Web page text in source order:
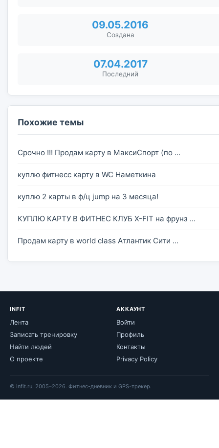
09.05.2016
Создана
07.04.2017
Последний
Похожие темы
Срочно !!! Продам карту в МаксиСпорт (по ...
куплю фитнесс карту в WC Наметкина
куплю 2 карты в ф/ц jump на 3 месяца!
КУПЛЮ КАРТУ В ФИТНЕС КЛУБ X-FIT на фрунз ...
Продам карту в world class Атлантик Сити ...
INFIT
Лента
Записать тренировку
Найти людей
О проекте
АККАУНТ
Войти
Профиль
Контакты
Privacy Policy
© infit.ru, 2005–2026. Фитнес-дневник и GPS-трекер.